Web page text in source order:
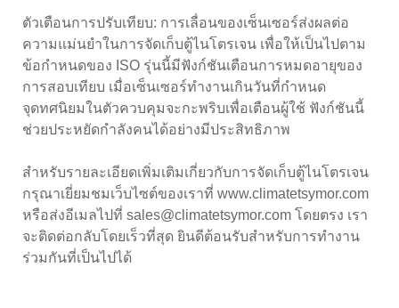
ตัวเตือนการปรับเทียบ: การเลื่อนของเซ็นเซอร์ส่งผลต่อ
ความแม่นยำในการจัดเก็บตู้ไนโตรเจน เพื่อให้เป็นไปตาม
ข้อกำหนดของ ISO รุ่นนี้มีฟังก์ชันเตือนการหมดอายุของ
การสอบเทียบ เมื่อเซ็นเซอร์ทำงานเกินวันที่กำหนด
จุดทศนิยมในตัวควบคุมจะกะพริบเพื่อเตือนผู้ใช้ ฟังก์ชันนี้
ช่วยประหยัดกำลังคนได้อย่างมีประสิทธิภาพ
สำหรับรายละเอียดเพิ่มเติมเกี่ยวกับการจัดเก็บตู้ไนโตรเจน
กรุณาเยี่ยมชมเว็บไซต์ของเราที่ www.climatetsymor.com
หรือส่งอีเมลไปที่ sales@climatetsymor.com โดยตรง เรา
จะติดต่อกลับโดยเร็วที่สุด ยินดีต้อนรับสำหรับการทำงาน
ร่วมกันที่เป็นไปได้